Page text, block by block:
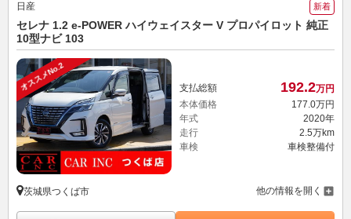
日産 新着
セレナ 1.2 e-POWER ハイウェイスター V プロパイロット 純正
10型ナビ 103
オススメNo.2 支払総額 192.2万円
本体価格
177. 0万円
年式
2020年
走行
2.5万km
車検
車検整備付
茨城県つくば市 他の情報を開く